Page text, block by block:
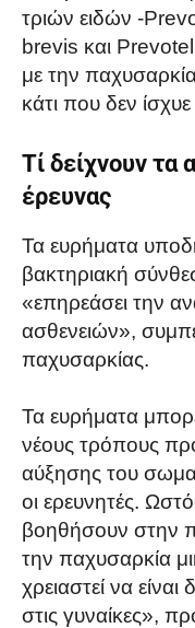
τριών ειδών -
brevis και
με την
κάτι που δεν
Τί δείχνουν τα
έρευνας
Τα ευρήματα
βακτηριακή
«επηρεάσει την
ασθενειών»,
παχυσαρκίας.
Τα ευρήματα
νέους τρόπους
αύξησης του
οι ερευνητές.
βοηθήσουν στην
την παχυσαρκία
χρειαστεί να
στις γυναίκες»,